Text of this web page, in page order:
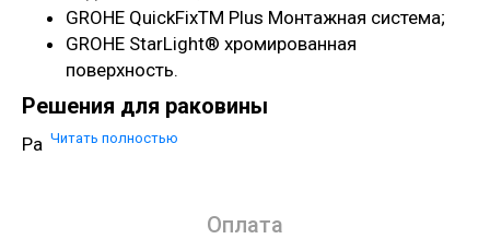
GROHE QuickFixTM Plus Монтажная система;
GROHE StarLight® хромированная
поверхность.
Решения для раковины
Раковина со смесителем на одно монтажное
Читать полностью
Оплата